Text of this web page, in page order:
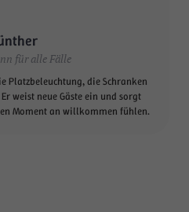
für alle Fälle
Platzbeleuchtung, die Schranken
weist neue Gäste ein und sorgt
Moment an willkommen fühlen.